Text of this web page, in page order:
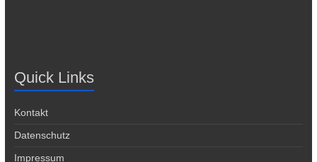
Quick Links
Kontakt
Datenschutz
Impressum